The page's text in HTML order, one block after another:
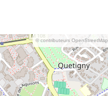
© contributeurs OpenStreetMap